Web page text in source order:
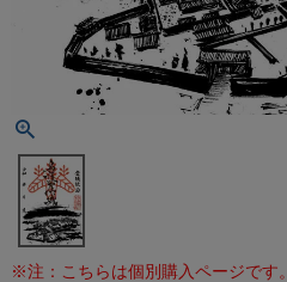
※注：こちらは個別購入ページです。